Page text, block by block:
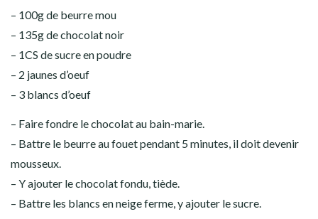
– 100g de beurre mou
– 135g de chocolat noir
– 1CS de sucre en poudre
– 2 jaunes d’oeuf
– 3 blancs d’oeuf
– Faire fondre le chocolat au bain-marie.
– Battre le beurre au fouet pendant 5 minutes, il doit devenir
mousseux.
– Y ajouter le chocolat fondu, tiède.
– Battre les blancs en neige ferme, y ajouter le sucre.